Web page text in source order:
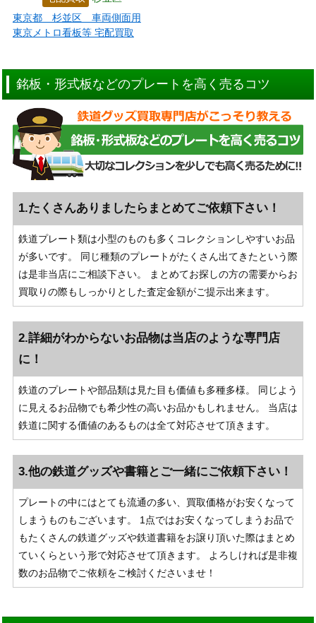
東京都 杉並区 車両側面用
東京メトロ看板等 宅配買取
銘板・形式板などのプレートを高く売るコツ
1.たくさんありましたらまとめてご依頼下さい！
鉄道プレート類は小型のものも多くコレクションしやすいお品
が多いです。 同じ種類のプレートがたくさん出てきたという際
は是非当店にご相談下さい。 まとめてお探しの方の需要からお
買取りの際もしっかりとした査定金額がご提示出来ます。
2.詳細がわからないお品物は当店のような専門店
に！
鉄道のプレートや部品類は見た目も価値も多種多様。 同じよう
に見えるお品物でも希少性の高いお品かもしれません。 当店は
鉄道に関する価値のあるものは全て対応させて頂きます。
3.他の鉄道グッズや書籍とご一緒にご依頼下さい！
プレートの中にはとても流通の多い、買取価格がお安くなって
しまうものもございます。 1点ではお安くなってしまうお品で
もたくさんの鉄道グッズや鉄道書籍をお譲り頂いた際はまとめ
ていくらという形で対応させて頂きます。 よろしければ是非複
数のお品物でご依頼をご検討くださいませ！